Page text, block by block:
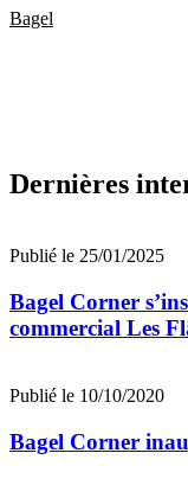
Bagel
Dernières
Publié le 25/01/2025
Bagel Corner
commercial Les
Publié le 10/10/2020
Bagel Corner